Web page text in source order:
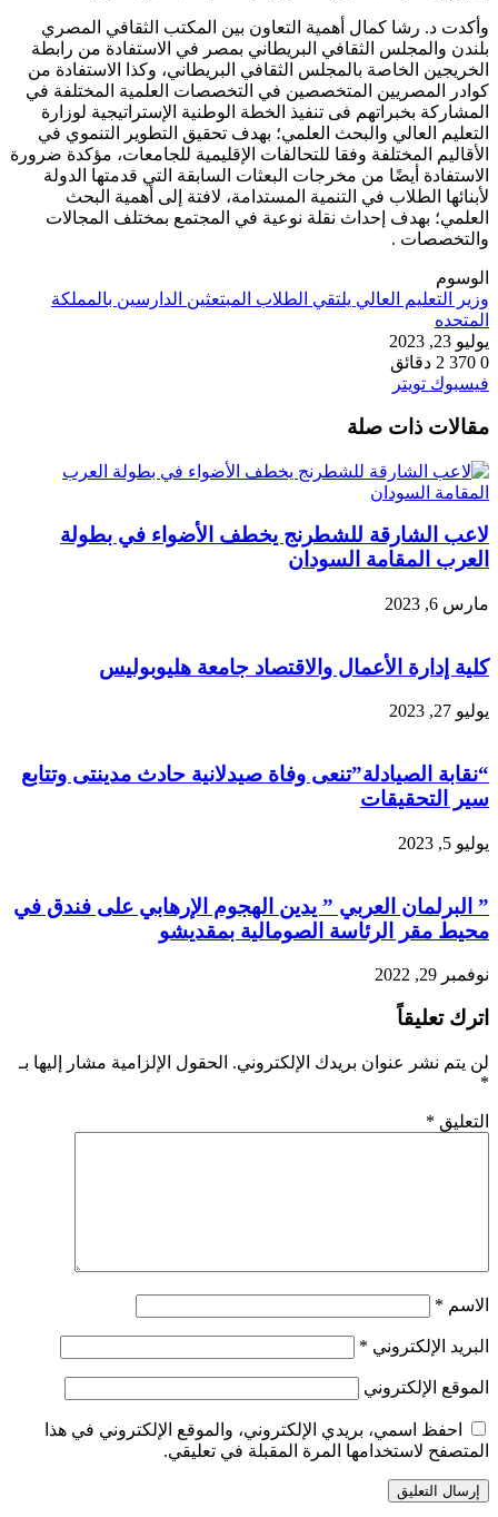
وأكدت د. رشا كمال أهمية التعاون بين المكتب الثقافي المصري
بلندن والمجلس الثقافي البريطاني بمصر في الاستفادة من رابطة
الخريجين الخاصة بالمجلس الثقافي البريطاني، وكذا الاستفادة من
كوادر المصريين المتخصصين في التخصصات العلمية المختلفة في
المشاركة بخبراتهم فى تنفيذ الخطة الوطنية الإستراتيجية لوزارة
التعليم العالي والبحث العلمي؛ بهدف تحقيق التطوير التنموي في
الأقاليم المختلفة وفقا للتحالفات الإقليمية للجامعات، مؤكدة ضرورة
الاستفادة أيضًا من مخرجات البعثات السابقة التي قدمتها الدولة
لأبنائها الطلاب في التنمية المستدامة، لافتة إلى أهمية البحث
العلمي؛ بهدف إحداث نقلة نوعية في المجتمع بمختلف المجالات
والتخصصات .
الوسوم
وزير التعليم العالي يلتقي الطلاب المبتعثين الدارسين بالمملكة
المتحده
يوليو 23, 2023
0
2 دقائق
فيسبوك تويتر
البريد
مقالات ذات صلة
لاعب الشارقة للشطرنج يخطف الأضواء في بطولة
العرب المقامة السودان
مارس 6, 2023
كلية إدارة الأعمال والاقتصاد جامعة هليوبوليس
يوليو 27, 2023
“نقابة الصيادلة”تنعى وفاة صيدلانية حادث مدينتى وتتابع
سير التحقيقات
يوليو 5, 2023
” البرلمان العربي ” يدين الهجوم الإرهابي على فندق في
محيط مقر الرئاسة الصومالية بمقديشو
نوفمبر 29, 2022
اترك تعليقاً
لن يتم نشر عنوان بريدك الإلكتروني. الحقول الإلزامية مشار إليها بـ
*
التعليق *
الاسم *
البريد الإلكتروني *
الموقع الإلكتروني
احفظ اسمي، بريدي الإلكتروني، والموقع الإلكتروني في هذا
المتصفح لاستخدامها المرة المقبلة في تعليقي.